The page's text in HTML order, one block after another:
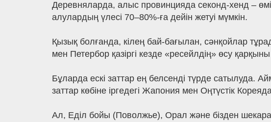
Деревняларда, алыс провинцияда секонд-хенд –
алулардың үлесі 70–80%-ға дейін жетуі мүмкін.
Қызық болғанда, кілең бай-бағылан, сәнқойлар
мен Петербор қазіргі кезде «ресейлдің» өсу
Бұларда ескі заттар ең белсенді түрде сатылуда.
заттар көбіне іргедегі Жапония мен Оңтүстік
Ал, Еділ бойы (Поволжье), Орал және бізден